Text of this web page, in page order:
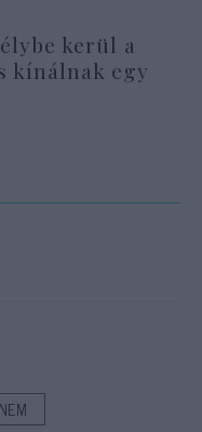
kerül a
kínálnak egy